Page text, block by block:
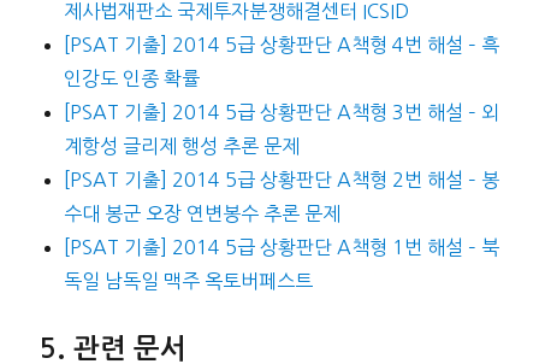
제사법재판소 국제투자분쟁해결센터 ICSID
[PSAT 기출] 2014 5급 상황판단 A책형 4번 해설 – 흑
인강도 인종 확률
[PSAT 기출] 2014 5급 상황판단 A책형 3번 해설 – 외
계항성 글리제 행성 추론 문제
[PSAT 기출] 2014 5급 상황판단 A책형 2번 해설 – 봉
수대 봉군 오장 연변봉수 추론 문제
[PSAT 기출] 2014 5급 상황판단 A책형 1번 해설 – 북
독일 남독일 맥주 옥토버페스트
관련 문서